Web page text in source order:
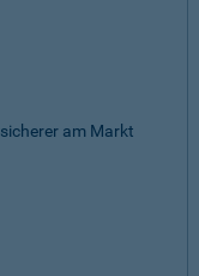
am Markt